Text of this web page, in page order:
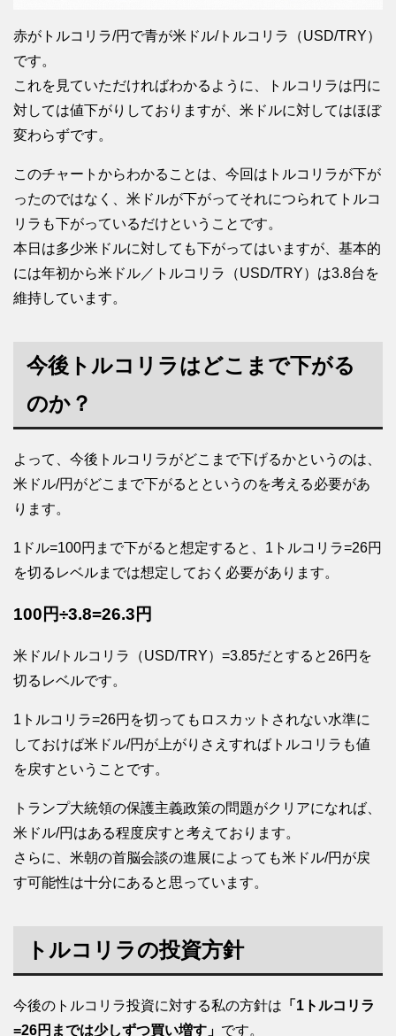
赤がトルコリラ/円で青が米ドル/トルコリラ（USD/TRY）
です。
これを見ていただければわかるように、トルコリラは円に
対しては値下がりしておりますが、米ドルに対してはほぼ
変わらずです。
このチャートからわかることは、今回はトルコリラが下が
ったのではなく、米ドルが下がってそれにつられてトルコ
リラも下がっているだけということです。
本日は多少米ドルに対しても下がってはいますが、基本的
には年初から米ドル／トルコリラ（USD/TRY）は3.8台を
維持しています。
今後トルコリラはどこまで下がる
のか？
よって、今後トルコリラがどこまで下げるかというのは、
米ドル/円がどこまで下がるとというのを考える必要があ
ります。
1ドル=100円まで下がると想定すると、1トルコリラ=26円
を切るレベルまでは想定しておく必要があります。
100円÷3.8=26.3円
米ドル/トルコリラ（USD/TRY）=3.85だとすると26円を
切るレベルです。
1トルコリラ=26円を切ってもロスカットされない水準に
しておけば米ドル/円が上がりさえすればトルコリラも値
を戻すということです。
トランプ大統領の保護主義政策の問題がクリアになれば、
米ドル/円はある程度戻すと考えております。
さらに、米朝の首脳会談の進展によっても米ドル/円が戻
す可能性は十分にあると思っています。
トルコリラの投資方針
今後のトルコリラ投資に対する私の方針は 「1トルコリラ
=26円までは少しずつ買い増す」 です。